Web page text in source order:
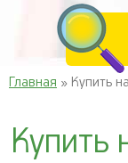
Главная » Купить
Купить